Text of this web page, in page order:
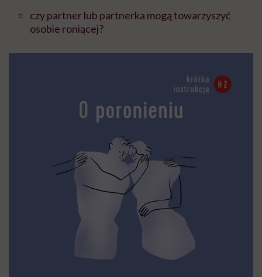
czy partner lub partnerka mogą towarzyszyć
osobie roniącej?